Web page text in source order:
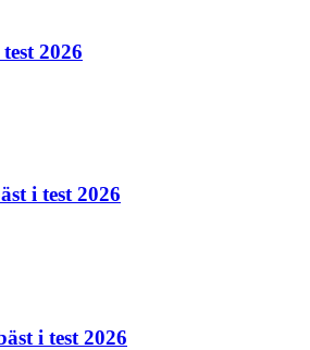
2026
i test 2026
i test 2026